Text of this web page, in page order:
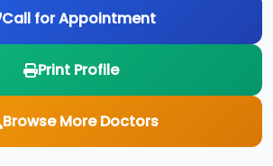
Call for Appointment
Print Profile
Browse More Doctors